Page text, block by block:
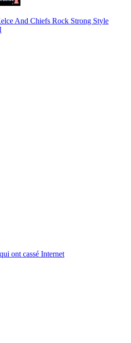
And Chiefs Rock Strong Style
ont cassé Internet